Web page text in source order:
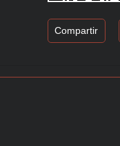
Compartir